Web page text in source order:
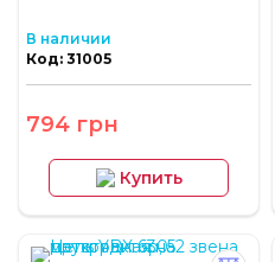
В наличии
Код: 31005
794 грн
Купить